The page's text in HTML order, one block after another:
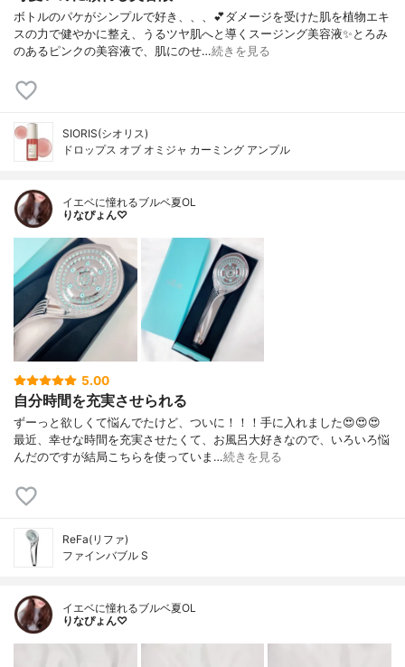
ボトルのパケがシンプルで好き、、、💕ダメージを受けた肌を植物エキ
スの力で健やかに整え、うるツヤ肌へと導くスージング美容液✨とろみ
のあるピンクの美容液で、肌にのせ…続きを見る
SIORIS(シオリス)
ドロップス オブ オミジャ カーミング アンプル
イエベに憧れるブルベ夏OL
りなぴょん♡
5.00
自分時間を充実させられる
ずーっと欲しくて悩んでたけど、ついに！！！手に入れました😍😍😍
最近、幸せな時間を充実させたくて、お風呂大好きなので、いろいろ悩
んだのですが結局こちらを使っていま…続きを見る
ReFa(リファ)
ファインバブル S
イエベに憧れるブルベ夏OL
りなぴょん♡